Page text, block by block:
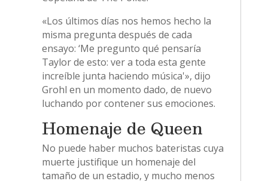
«Los últimos días nos hemos hecho la
misma pregunta después de cada
ensayo: ‘Me pregunto qué pensaría
Taylor de esto: ver a toda esta gente
increíble junta haciendo música'», dijo
Grohl en un momento dado, de nuevo
luchando por contener sus emociones.
Homenaje de Queen
No puede haber muchos bateristas cuya
muerte justifique un homenaje del
tamaño de un estadio, y mucho menos